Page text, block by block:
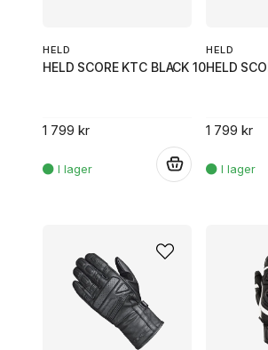
HELD
HELD SCORE KTC BLACK 10
1 799 kr
HELD
HELD
1 799 kr